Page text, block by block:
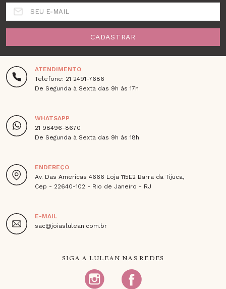
SEU E-MAIL
CADASTRAR
ATENDIMENTO
Telefone: 21 2491-7686
De Segunda à Sexta das 9h às 17h
WHATSAPP
21 98496-8670
De Segunda à Sexta das 9h às 18h
ENDEREÇO
Av. Das Americas 4666 Loja 115E2 Barra da Tijuca,
Cep - 22640-102 - Rio de Janeiro - RJ
E-MAIL
sac@joiaslulean.com.br
SIGA A LULEAN NAS REDES